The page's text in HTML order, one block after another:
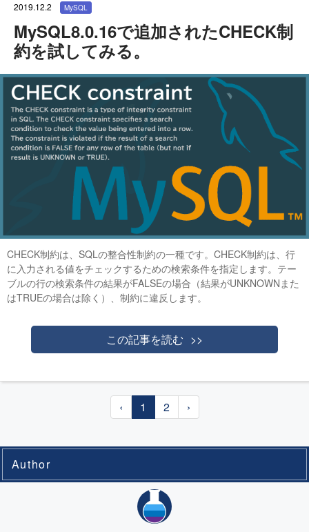
MySQL8.0.16で追加されたCHECK制
約を試してみる。
2019.12.2 MySQL
CHECK制約は、SQLの整合性制約の一種です。CHECK制約は、行
に入力される値をチェックするための検索条件を指定します。テー
ブルの行の検索条件の結果がFALSEの場合（結果がUNKNOWNまた
はTRUEの場合は除く）、制約に違反します。
この記事を読む
‹ 1 2 ›
Author